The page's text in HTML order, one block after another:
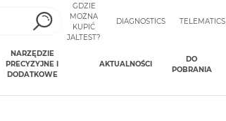
GDZIE
MOŻNA
KUPIĆ
JALTEST?
DIAGNOSTICS TELEMATICS
NARZĘDZIE
PRECYZYJNE I
DODATKOWE
AKTUALNOŚCI
DO
POBRANIA